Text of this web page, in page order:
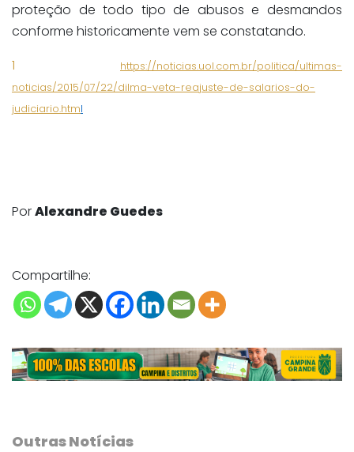
proteção de todo tipo de abusos e desmandos
conforme historicamente vem se constatando.
1
https://noticias.uol.com.br/politica/ultimas-
noticias/2015/07/22/dilma-veta-reajuste-de-salarios-do-
judiciario.html
PorAlexandre Guedes
Compartilhe:
Outras Notícias